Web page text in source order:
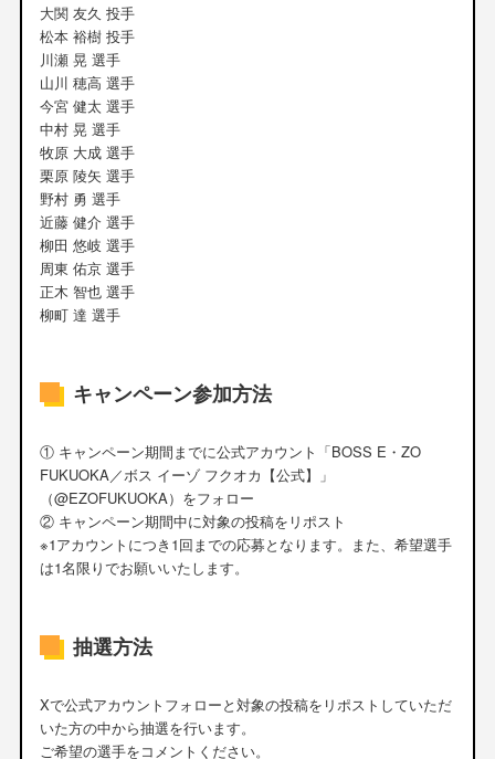
大関 友久 投手
松本 裕樹 投手
川瀬 晃 選手
山川 穂高 選手
今宮 健太 選手
中村 晃 選手
牧原 大成 選手
栗原 陵矢 選手
野村 勇 選手
近藤 健介 選手
柳田 悠岐 選手
周東 佑京 選手
正木 智也 選手
柳町 達 選手
キャンペーン参加方法
① キャンペーン期間までに公式アカウント「BOSS E・ZO
FUKUOKA／ボス イーゾ フクオカ【公式】」
（@EZOFUKUOKA）をフォロー
② キャンペーン期間中に対象の投稿をリポスト
※1アカウントにつき1回までの応募となります。また、希望選手
は1名限りでお願いいたします。
抽選方法
Xで公式アカウントフォローと対象の投稿をリポストしていただ
いた方の中から抽選を行います。
ご希望の選手をコメントください。